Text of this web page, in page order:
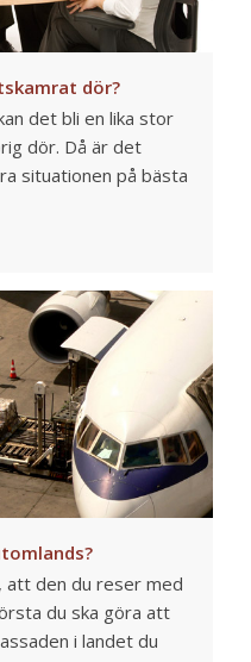
dör?
det bli en lika stor
dör. Då är det
situationen på bästa
den du reser med
du ska göra att
i landet du